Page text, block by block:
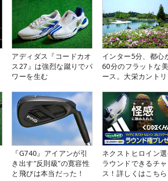
アディダス『コードカオ
ス27』は強烈な蹴りでパ
ワーを生む
インター5分、都心
60分のフラットな
ース。大栄カントリ
『G740』アイアンが引
き出す“反則級”の寛容性
と飛びは本当だった！
ネクストヒロイン選
ラウンドできるチ
ス！詳しくはこちら